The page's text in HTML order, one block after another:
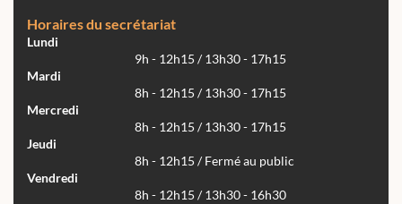
Horaires du secrétariat
Lundi
9h - 12h15 / 13h30 - 17h15
Mardi
8h - 12h15 / 13h30 - 17h15
Mercredi
8h - 12h15 / 13h30 - 17h15
Jeudi
8h - 12h15 / Fermé au public
Vendredi
8h - 12h15 / 13h30 - 16h30